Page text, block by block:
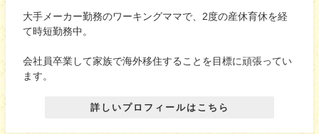
大手メーカー勤務のワーキングママで、2度の産休育休を経
て時短勤務中。
会社員卒業して家族で海外移住することを目標に頑張ってい
ます。
詳しいプロフィールはこちら